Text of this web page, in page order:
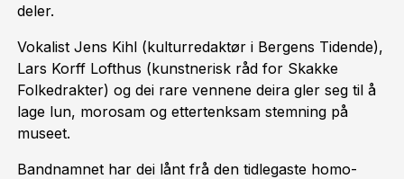
deler.
Vokalist Jens Kihl (kulturredaktør i Bergens Tidende),
Lars Korff Lofthus (kunstnerisk råd for Skakke
Folkedrakter) og dei rare vennene deira gler seg til å
lage lun, morosam og ettertenksam stemning på
museet.
Bandnamnet har dei lånt frå den tidlegaste homo-